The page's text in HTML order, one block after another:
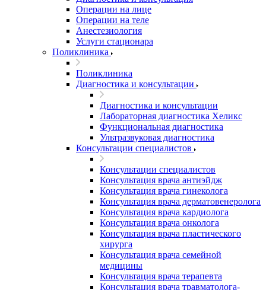
Операции на лице
Операции на теле
Анестезиология
Услуги стационара
Поликлиника
Поликлиника
Диагностика и консультации
Диагностика и консультации
Лабораторная диагностика Хеликс
Функциональная диагностика
Ультразвуковая диагностика
Консультации специалистов
Консультации специалистов
Консультация врача антиэйдж
Консультация врача гинеколога
Консультация врача дерматовенеролога
Консультация врача кардиолога
Консультация врача онколога
Консультация врача пластического
хирурга
Консультация врача семейной
медицины
Консультация врача терапевта
Консультация врача травматолога-